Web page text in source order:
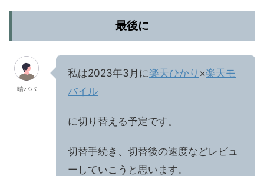
最後に
晴パパ
私は2023年3月に楽天ひかり ×楽天モ
バイル
に切り替える予定です。
切替手続き、切替後の速度などレビュ
ーしていこうと思います。